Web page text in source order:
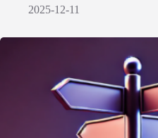
2025-12-11